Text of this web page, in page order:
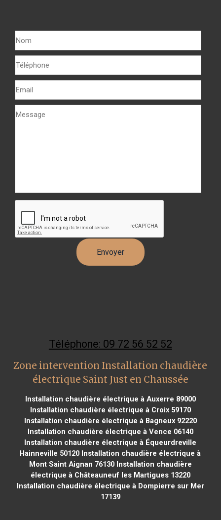
Téléphone: 09 72 56 52 52
Zone intervention Installation chaudière
électrique Saint Just en Chaussée
Installation chaudière électrique à Auxerre 89000
Installation chaudière électrique à Croix 59170
Installation chaudière électrique à Bagneux 92220
Installation chaudière électrique à Vence 06140
Installation chaudière électrique à Équeurdreville
Hainneville 50120 Installation chaudière électrique à
Mont Saint Aignan 76130Installation chaudière
électrique à Châteauneuf les Martigues 13220
Installation chaudière électrique à Dompierre sur Mer
17139